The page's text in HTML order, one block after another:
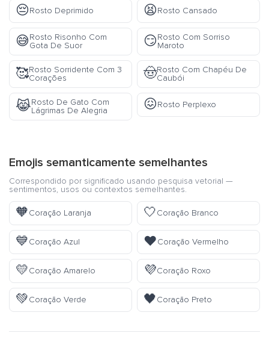
😔Rosto Deprimido 😫Rosto Cansado
😅Rosto Risonho Com
Gota De Suor
😏Rosto Com Sorriso
Maroto
🥰Rosto Sorridente Com 3
Corações
🤠Rosto Com Chapéu De
Caubói
😹Rosto De Gato Com
Lágrimas De Alegria
😖Rosto Perplexo
Emojis semanticamente semelhantes
Correspondido por significado usando pesquisa vetorial —
sentimentos, usos ou contextos semelhantes.
🧡Coração Laranja 🤍Coração Branco
💙Coração Azul ❤️Coração Vermelho
💛Coração Amarelo 💜Coração Roxo
💚Coração Verde 🖤Coração Preto